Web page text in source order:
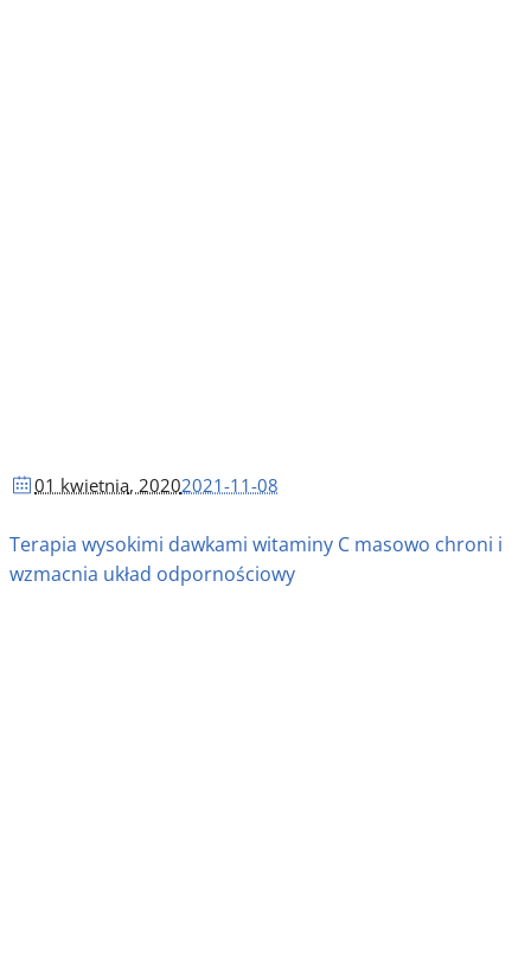
01 kwietnia, 20202021-11-08
Terapia wysokimi dawkami witaminy C masowo chroni i
wzmacnia układ odpornościowy